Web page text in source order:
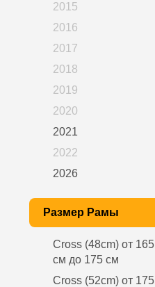
2015
2016
2017
2018
2019
2020
2021
2022
2026
Размер Рамы
Cross (48cm) от 165
см до 175 см
Cross (52cm) от 175